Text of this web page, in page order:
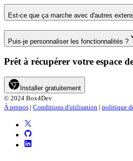
Est-ce que ça marche avec d'autres
Puis-je personnaliser les fonctionnalités ?
Prêt à récupérer votre espace
Installer gratuitement
© 2024 Box4Dev
À propos | Conditions d'utilisation | politique